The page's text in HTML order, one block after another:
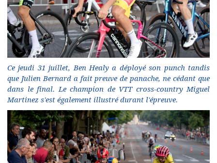
Ce jeudi 31 juillet, Ben Healy a déployé son punch tandis
que Julien Bernard a fait preuve de panache, ne cédant que
dans le final. Le champion de VTT cross-country Miguel
Martinez s'est également illustré durant l'épreuve.